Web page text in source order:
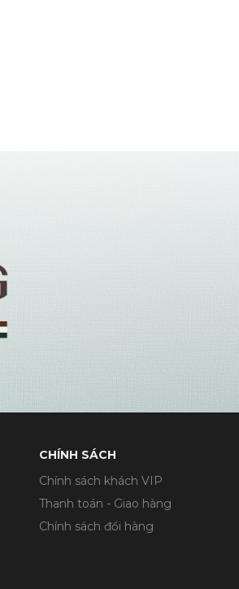
CHÍNH SÁCH
Chính sách khách VIP
Thanh toán - Giao hàng
Chính sách đổi hàng